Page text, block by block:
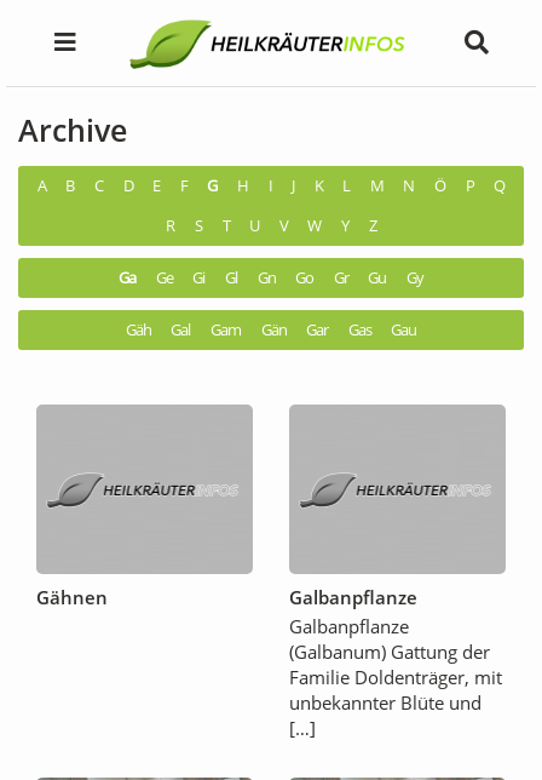
Archive
A B C D E F G H I J K L M N Ö P
Q
R
S T U V W Y Z
Ga Ge Gi Gl Gn Go Gr Gu Gy
Gäh Gal Gam Gän Gar Gas Gau
Gähnen
Galbanpflanze
Galbanpflanze
(Galbanum) Gattung der
Familie Doldenträger, mit
unbekannter Blüte und
[…]